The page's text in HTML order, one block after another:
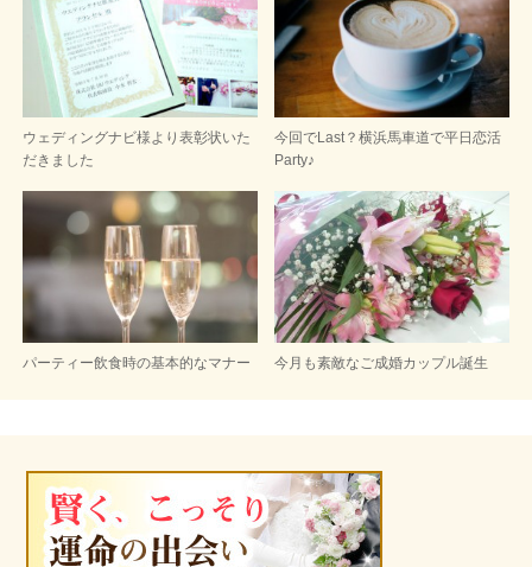
ウェディングナビ様より表彰状いた
だきました
今回でLast？横浜馬車道で平日恋活
Party♪
パーティー飲食時の基本的なマナー 今月も素敵なご成婚カップル誕生